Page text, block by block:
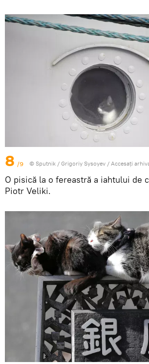
8 /9 © Sputnik / Grigoriy Sysoyev / Accesați
O pisică la o fereastră a iahtului de
Piotr Veliki.